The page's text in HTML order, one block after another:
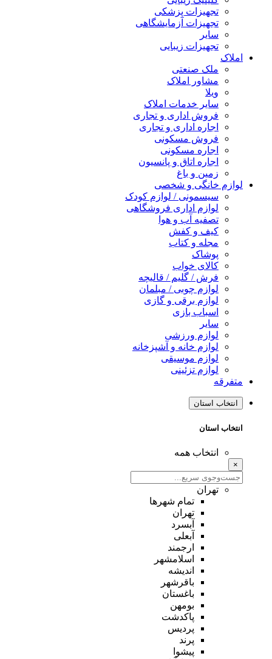
تجهیزات پزشکی
تجهیزات آزمایشگاهی
سایر
تجهیزات زیبایی
املاک
ملک صنعتی
مشاور املاک
ویلا
سایر خدمات املاک
فروش اداری و تجاری
اجاره اداری و تجاری
فروش مسکونی
اجاره مسکونی
اجاره اتاق و پانسیون
زمین و باغ
لوازم خانگی و شخصی
سیسمونی / لوازم کودک
لوازم اداری فروشگاهی
تصفیه آب و هوا
کیف و کفش
مجله و کتاب
پوشاک
کالای خواب
فرش / گلیم / قالیچه
لوازم چوبی / مبلمان
لوازم برقی و گازی
اسباب بازی
سایر
لوازم ورزشی
لوازم خانه و آشپزخانه
لوازم موسیقی
لوازم تزئینی
متفرقه
انتخاب استان
انتخاب استان
انتخاب همه
×
تهران
تمام شهر‌ها
تهران
آبسرد
آبعلی
ارجمند
اسلامشهر
اندیشه
باقرشهر
باغستان
بومهن
پاکدشت
پردیس
پرند
پیشوا